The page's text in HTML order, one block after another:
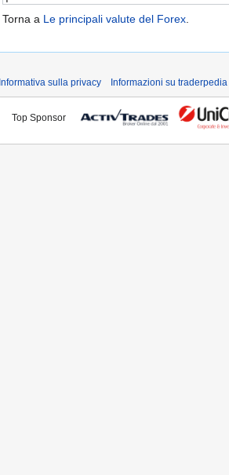
Torna a Le principali valute del Forex.
Informativa sulla privacy Informazioni su traderpedia
Top Sponsor